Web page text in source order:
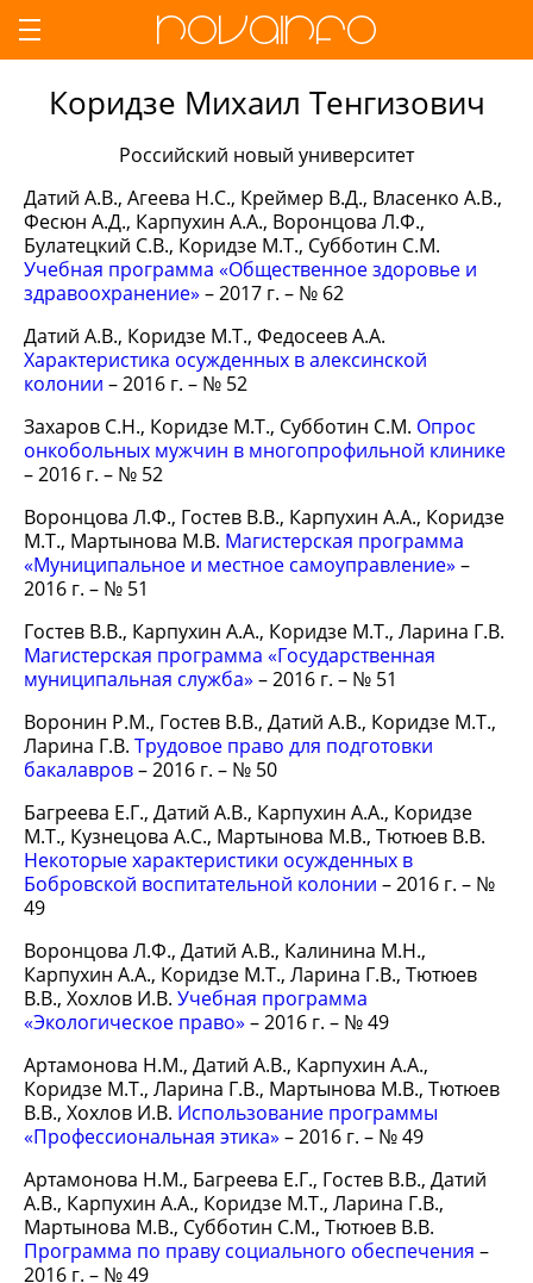
Коридзе Михаил Тенгизович
Российский новый университет
Датий А.В., Агеева Н.С., Креймер В.Д., Власенко А.В.,
Фесюн А.Д., Карпухин А.А., Воронцова Л.Ф.,
Булатецкий С.В., Коридзе М.Т., Субботин С.М.
Учебная программа «Общественное здоровье и
здравоохранение» – 2017 г. – № 62
Датий А.В., Коридзе М.Т., Федосеев А.А.
Характеристика осужденных в алексинской
колонии – 2016 г. – № 52
Захаров С.Н., Коридзе М.Т., Субботин С.М. Опрос
онкобольных мужчин в многопрофильной клинике
– 2016 г. – № 52
Воронцова Л.Ф., Гостев В.В., Карпухин А.А., Коридзе
М.Т., Мартынова М.В. Магистерская программа
«Муниципальное и местное самоуправление» –
2016 г. – № 51
Гостев В.В., Карпухин А.А., Коридзе М.Т., Ларина Г.В.
Магистерская программа «Государственная
муниципальная служба» – 2016 г. – № 51
Воронин Р.М., Гостев В.В., Датий А.В., Коридзе М.Т.,
Ларина Г.В. Трудовое право для подготовки
бакалавров– 2016 г. – № 50
Багреева Е.Г., Датий А.В., Карпухин А.А., Коридзе
М.Т., Кузнецова А.С., Мартынова М.В., Тютюев В.В.
Некоторые характеристики осужденных в
Бобровской воспитательной колонии – 2016 г. – №
49
Воронцова Л.Ф., Датий А.В., Калинина М.Н.,
Карпухин А.А., Коридзе М.Т., Ларина Г.В., Тютюев
В.В., Хохлов И.В. Учебная программа
«Экологическое право» – 2016 г. – № 49
Артамонова Н.М., Датий А.В., Карпухин А.А.,
Коридзе М.Т., Ларина Г.В., Мартынова М.В., Тютюев
В.В., Хохлов И.В. Использование программы
«Профессиональная этика» – 2016 г. – № 49
Артамонова Н.М., Багреева Е.Г., Гостев В.В., Датий
А.В., Карпухин А.А., Коридзе М.Т., Ларина Г.В.,
Мартынова М.В., Субботин С.М., Тютюев В.В.
Программа по праву социального обеспечения –
2016 г. – № 49